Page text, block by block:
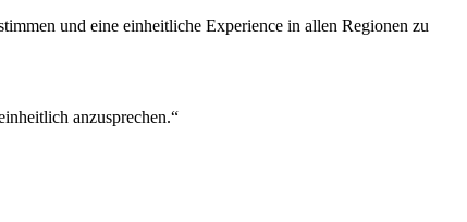
und eine einheitliche Experience in allen Regionen zu
anzusprechen.“